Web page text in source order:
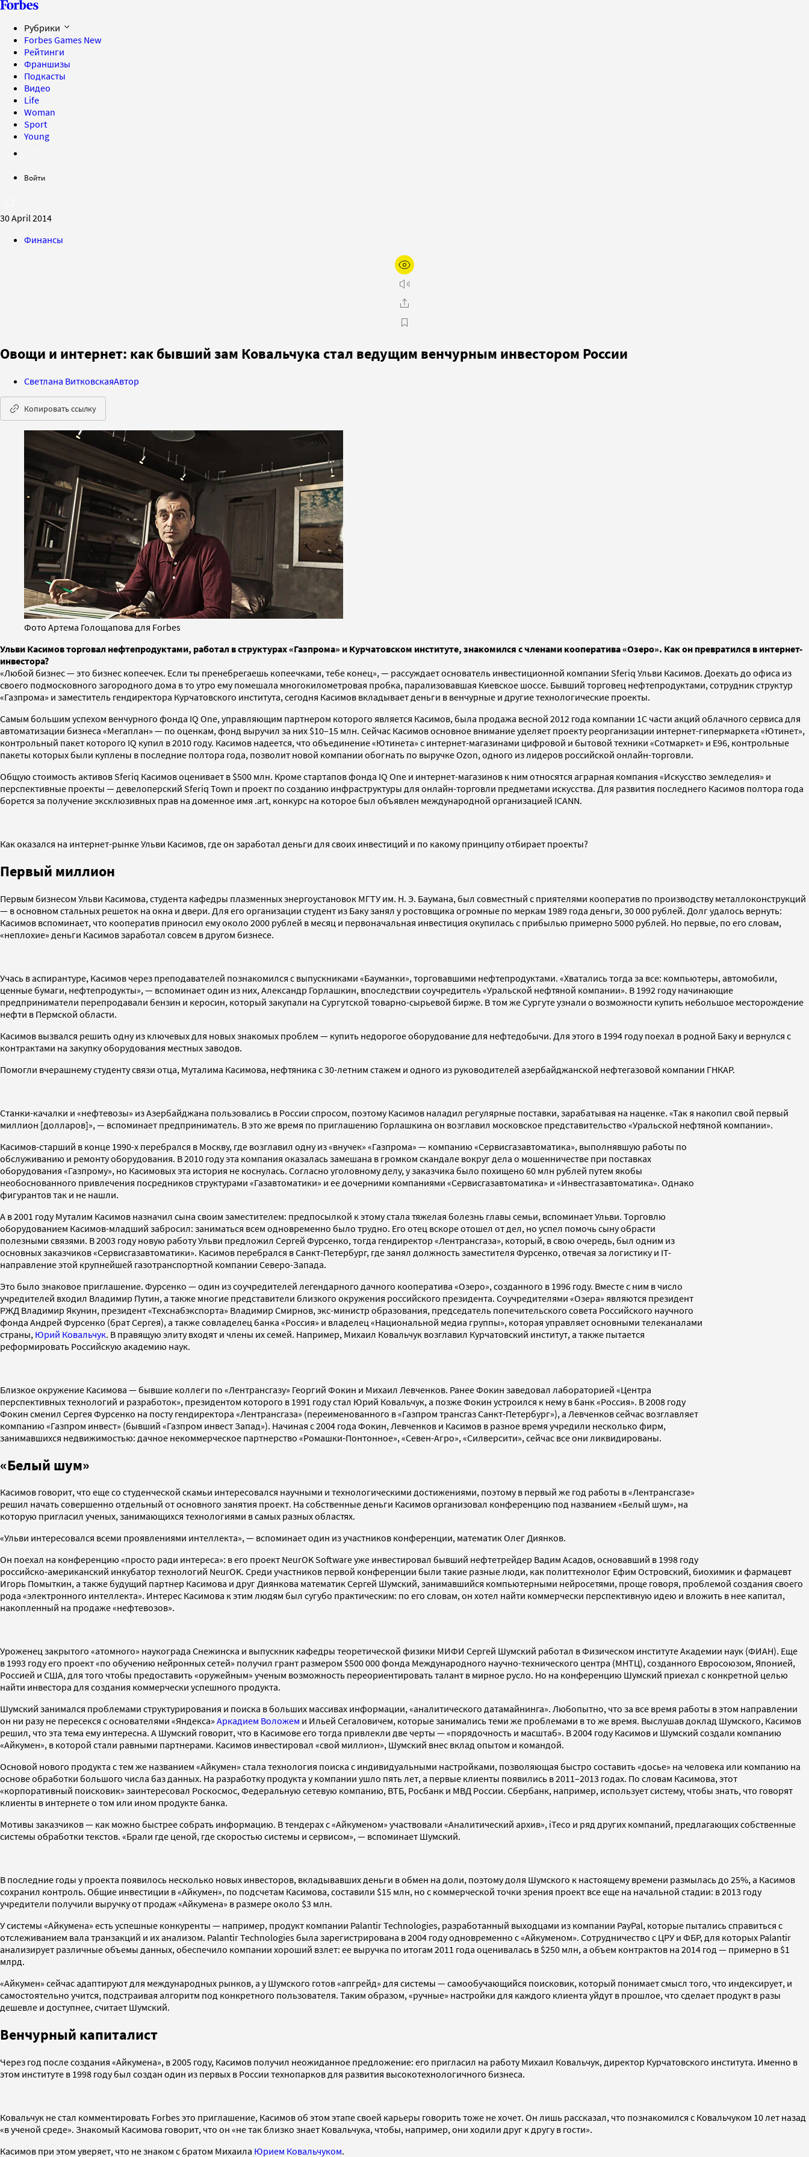
Рубрики
Forbes Games New
Рейтинги
Франшизы
Подкасты
Видео
Life
Woman
Sport
Young
Войти
30 April 2014
Финансы
Овощи и интернет: как бывший зам Ковальчука стал ведущим венчурным инвестором России
Светлана ВитковскаяАвтор
Копировать ссылку
Фото Артема Голощапова для Forbes
Ульви Касимов торговал нефтепродуктами, работал в структурах «Газпрома» и Курчатовском институте, знакомился с членами кооператива «Озеро». Как он превратился в интернет-
инвестора?
«Любой бизнес — это бизнес копеечек. Если ты пренебрегаешь копеечками, тебе конец», — рассуждает основатель инвестиционной компании Sferiq Ульви Касимов. Доехать до офиса из
своего подмосковного загородного дома в то утро ему помешала многокилометровая пробка, парализовавшая Киевское шоссе. Бывший торговец нефтепродуктами, сотрудник структур
«Газпрома» и заместитель гендиректора Курчатовского института, сегодня Касимов вкладывает деньги в венчурные и другие технологические проекты.
Самым большим успехом венчурного фонда IQ One, управляющим партнером которого является Касимов, была продажа весной 2012 года компании 1С части акций облачного сервиса для
автоматизации бизнеса «Мегаплан» — по оценкам, фонд выручил за них $10–15 млн. Сейчас Касимов основное внимание уделяет проекту реорганизации интернет-гипермаркета «Ютинет»,
контрольный пакет которого IQ купил в 2010 году. Касимов надеется, что объединение «Ютинета» с интернет-магазинами цифровой и бытовой техники «Сотмаркет» и E96, контрольные
пакеты которых были куплены в последние полтора года, позволит новой компании обогнать по выручке Ozon, одного из лидеров российской онлайн-торговли.
Общую стоимость активов Sferiq Касимов оценивает в $500 млн. Кроме стартапов фонда IQ One и интернет-магазинов к ним относятся аграрная компания «Искусство земледелия» и
перспективные проекты — девелоперский Sferiq Town и проект по созданию инфраструктуры для онлайн-торговли предметами искусства. Для развития последнего Касимов полтора года
борется за получение эксклюзивных прав на доменное имя .art, конкурс на которое был объявлен международной организацией ICANN.
Как оказался на интернет-рынке Ульви Касимов, где он заработал деньги для своих инвестиций и по какому принципу отбирает проекты?
Первый миллион
Первым бизнесом Ульви Касимова, студента кафедры плазменных энергоустановок МГТУ им. Н. Э. Баумана, был совместный с приятелями кооператив по производству металлоконструкций
— в основном стальных решеток на окна и двери. Для его организации студент из Баку занял у ростовщика огромные по меркам 1989 года деньги, 30 000 рублей. Долг удалось вернуть:
Касимов вспоминает, что кооператив приносил ему около 2000 рублей в месяц и первоначальная инвестиция окупилась с прибылью примерно 5000 рублей. Но первые, по его словам,
«неплохие» деньги Касимов заработал совсем в другом бизнесе.
Учась в аспирантуре, Касимов через преподавателей познакомился с выпускниками «Бауманки», торговавшими нефтепродуктами. «Хватались тогда за все: компьютеры, автомобили,
ценные бумаги, нефтепродукты», — вспоминает один из них, Александр Горлашкин, впоследствии соучредитель «Уральской нефтяной компании». В 1992 году начинающие
предприниматели перепродавали бензин и керосин, который закупали на Сургутской товарно-сырьевой бирже. В том же Сургуте узнали о возможности купить небольшое месторождение
нефти в Пермской области.
Касимов вызвался решить одну из ключевых для новых знакомых проблем — купить недорогое оборудование для нефтедобычи. Для этого в 1994 году поехал в родной Баку и вернулся с
контрактами на закупку оборудования местных заводов.
Помогли вчерашнему студенту связи отца, Муталима Касимова, нефтяника с 30-летним стажем и одного из руководителей азербайджанской нефтегазовой компании ГНКАР.
Станки-качалки и «нефтевозы» из Азербайджана пользовались в России спросом, поэтому Касимов наладил регулярные поставки, зарабатывая на наценке. «Так я накопил свой первый
миллион [долларов]», — вспоминает предприниматель. В это же время по приглашению Горлашкина он возглавил московское представительство «Уральской нефтяной компании».
Касимов-старший в конце 1990-х перебрался в Москву, где возглавил одну из «внучек» «Газпрома» — компанию «Сервисгазавтоматика», выполнявшую работы по
обслуживанию и ремонту оборудования. В 2010 году эта компания оказалась замешана в громком скандале вокруг дела о мошенничестве при поставках
оборудования «Газпрому», но Касимовых эта история не коснулась. Согласно уголовному делу, у заказчика было похищено 60 млн рублей путем якобы
необоснованного привлечения посредников структурами «Газавтоматики» и ее дочерними компаниями «Сервисгазавтоматика» и «Инвестгазавтоматика». Однако
фигурантов так и не нашли.
А в 2001 году Муталим Касимов назначил сына своим заместителем: предпосылкой к этому стала тяжелая болезнь главы семьи, вспоминает Ульви. Торговлю
оборудованием Касимов-младший забросил: заниматься всем одновременно было трудно. Его отец вскоре отошел от дел, но успел помочь сыну обрасти
полезными связями. В 2003 году новую работу Ульви предложил Сергей Фурсенко, тогда гендиректор «Лентрансгаза», который, в свою очередь, был одним из
основных заказчиков «Сервисгазавтоматики». Касимов перебрался в Санкт-Петербург, где занял должность заместителя Фурсенко, отвечая за логистику и IT-
направление этой крупнейшей газотранспортной компании Северо-Запада.
Это было знаковое приглашение. Фурсенко — один из соучредителей легендарного дачного кооператива «Озеро», созданного в 1996 году. Вместе с ним в число
учредителей входил Владимир Путин, а также многие представители близкого окружения российского президента. Соучредителями «Озера» являются президент
РЖД Владимир Якунин, президент «Техснабэкспорта» Владимир Смирнов, экс-министр образования, председатель попечительского совета Российского научного
фонда Андрей Фурсенко (брат Сергея), а также совладелец банка «Россия» и владелец «Национальной медиа группы», которая управляет основными телеканалами
страны, Юрий Ковальчук. В правящую элиту входят и члены их семей. Например, Михаил Ковальчук возглавил Курчатовский институт, а также пытается
реформировать Российскую академию наук.
Близкое окружение Касимова — бывшие коллеги по «Лентрансгазу» Георгий Фокин и Михаил Левченков. Ранее Фокин заведовал лабораторией «Центра
перспективных технологий и разработок», президентом которого в 1991 году стал Юрий Ковальчук, а позже Фокин устроился к нему в банк «Россия». В 2008 году
Фокин сменил Сергея Фурсенко на посту гендиректора «Лентрансгаза» (переименованного в «Газпром трансгаз Санкт-Петербург»), а Левченков сейчас возглавляет
компанию «Газпром инвест» (бывший «Газпром инвест Запад»). Начиная с 2004 года Фокин, Левченков и Касимов в разное время учредили несколько фирм,
занимавшихся недвижимостью: дачное некоммерческое партнерство «Ромашки-Понтонное», «Севен-Агро», «Силверсити», сейчас все они ликвидированы.
«Белый шум»
Касимов говорит, что еще со студенческой скамьи интересовался научными и технологическими достижениями, поэтому в первый же год работы в «Лентрансгазе»
решил начать совершенно отдельный от основного занятия проект. На собственные деньги Касимов организовал конференцию под названием «Белый шум», на
которую пригласил ученых, занимающихся технологиями в самых разных областях.
«Ульви интересовался всеми проявлениями интеллекта», — вспоминает один из участников конференции, математик Олег Диянков.
Он поехал на конференцию «просто ради интереса»: в его проект NeurOK Software уже инвестировал бывший нефтетрейдер Вадим Асадов, основавший в 1998 году
российско-американский инкубатор технологий NeurOK. Среди участников первой конференции были такие разные люди, как политтехнолог Ефим Островский, биохимик и фармацевт
Игорь Помыткин, а также будущий партнер Касимова и друг Диянкова математик Сергей Шумский, занимавшийся компьютерными нейросетями, проще говоря, проблемой создания своего
рода «электронного интеллекта». Интерес Касимова к этим людям был сугубо практическим: по его словам, он хотел найти коммерчески перспективную идею и вложить в нее капитал,
накопленный на продаже «нефтевозов».
Уроженец закрытого «атомного» наукограда Снежинска и выпускник кафедры теоретической физики МИФИ Сергей Шумский работал в Физическом институте Академии наук (ФИАН). Еще
в 1993 году его проект «по обучению нейронных сетей» получил грант размером $500 000 фонда Международного научно-технического центра (МНТЦ), созданного Евросоюзом, Японией,
Россией и США, для того чтобы предоставить «оружейным» ученым возможность переориентировать талант в мирное русло. Но на конференцию Шумский приехал с конкретной целью
найти инвестора для создания коммерчески успешного продукта.
Шумский занимался проблемами структурирования и поиска в больших массивах информации, «аналитического датамайнинга». Любопытно, что за все время работы в этом направлении
он ни разу не пересекся с основателями «Яндекса» Аркадием Воложем и Ильей Сегаловичем, которые занимались теми же проблемами в то же время. Выслушав доклад Шумского, Касимов
решил, что эта тема ему интересна. А Шумский говорит, что в Касимове его тогда привлекли две черты — «порядочность и масштаб». В 2004 году Касимов и Шумский создали компанию
«Айкумен», в которой стали равными партнерами. Касимов инвестировал «свой миллион», Шумский внес вклад опытом и командой.
Основой нового продукта с тем же названием «Айкумен» стала технология поиска с индивидуальными настройками, позволяющая быстро составить «досье» на человека или компанию на
основе обработки большого числа баз данных. На разработку продукта у компании ушло пять лет, а первые клиенты появились в 2011–2013 годах. По словам Касимова, этот
«корпоративный поисковик» заинтересовал Роскосмос, Федеральную сетевую компанию, ВТБ, Росбанк и МВД России. Сбербанк, например, использует систему, чтобы знать, что говорят
клиенты в интернете о том или ином продукте банка.
Мотивы заказчиков — как можно быстрее собрать информацию. В тендерах с «Айкуменом» участвовали «Аналитический архив», iTeco и ряд других компаний, предлагающих собственные
системы обработки текстов. «Брали где ценой, где скоростью системы и сервисом», — вспоминает Шумский.
В последние годы у проекта появилось несколько новых инвесторов, вкладывавших деньги в обмен на доли, поэтому доля Шумского к настоящему времени размылась до 25%, а Касимов
сохранил контроль. Общие инвестиции в «Айкумен», по подсчетам Касимова, составили $15 млн, но с коммерческой точки зрения проект все еще на начальной стадии: в 2013 году
учредители получили выручку от продаж «Айкумена» в размере около $3 млн.
У системы «Айкумена» есть успешные конкуренты — например, продукт компании Palantir Technologies, разработанный выходцами из компании PayPal, которые пытались справиться с
отслеживанием вала транзакций и их анализом. Palantir Technologies была зарегистрирована в 2004 году одновременно с «Айкуменом». Сотрудничество с ЦРУ и ФБР, для которых Palantir
анализирует различные объемы данных, обеспечило компании хороший взлет: ее выручка по итогам 2011 года оценивалась в $250 млн, а объем контрактов на 2014 год — примерно в $1
млрд.
«Айкумен» сейчас адаптируют для международных рынков, а у Шумского готов «апгрейд» для системы — самообучающийся поисковик, который понимает смысл того, что индексирует, и
самостоятельно учится, подстраивая алгоритм под конкретного пользователя. Таким образом, «ручные» настройки для каждого клиента уйдут в прошлое, что сделает продукт в разы
дешевле и доступнее, считает Шумский.
Венчурный капиталист
Через год после создания «Айкумена», в 2005 году, Касимов получил неожиданное предложение: его пригласил на работу Михаил Ковальчук, директор Курчатовского института. Именно в
этом институте в 1998 году был создан один из первых в России технопарков для развития высокотехнологичного бизнеса.
Ковальчук не стал комментировать Forbes это приглашение, Касимов об этом этапе своей карьеры говорить тоже не хочет. Он лишь рассказал, что познакомился с Ковальчуком 10 лет назад
«в ученой среде». Знакомый Касимова говорит, что он «не так близко знает Ковальчука, чтобы, например, они ходили друг к другу в гости».
Касимов при этом уверяет, что не знаком с братом Михаила Юрием Ковальчуком.